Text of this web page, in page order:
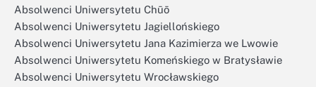
Absolwenci Uniwersytetu Chūō
Absolwenci Uniwersytetu Jagiellońskiego
Absolwenci Uniwersytetu Jana Kazimierza we Lwowie
Absolwenci Uniwersytetu Komeńskiego w Bratysławie
Absolwenci Uniwersytetu Wrocławskiego